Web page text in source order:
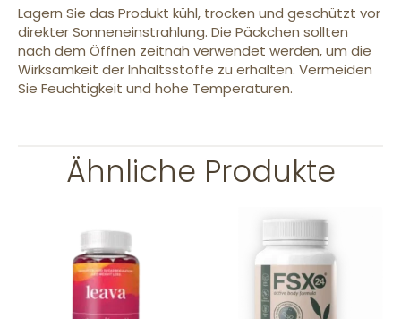
Lagern Sie das Produkt kühl, trocken und geschützt vor
direkter Sonneneinstrahlung. Die Päckchen sollten
nach dem Öffnen zeitnah verwendet werden, um die
Wirksamkeit der Inhaltsstoffe zu erhalten. Vermeiden
Sie Feuchtigkeit und hohe Temperaturen.
Ähnliche Produkte